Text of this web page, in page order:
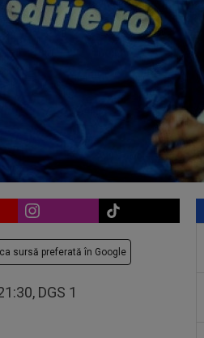
ca sursă preferată în Google
DGS 1